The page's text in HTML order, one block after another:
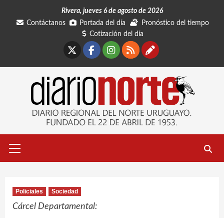
Rivera, jueves 6 de agosto de 2026
Contáctanos
Portada del día
Pronóstico del tiempo
Cotización del día
Facebook
Instagram
RSSContáctanos
primario
Policiales Sociedad
Cárcel Departamental: